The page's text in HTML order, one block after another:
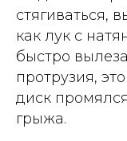
стягиваться,
как лук с
быстро
протрузия,
диск
грыжа.